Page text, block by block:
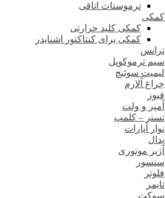
ترموستات اتاقی
کمکی
کمکی کلید حرارتی
کمکی برای کنتاکتور اشنایدر
ترانس
سیم ترموکوپل
لیمیت سوئیچ
چراغ آلارم
فیوز
آمپر و ولت
تستر – کلمپ
نوار آپارات
پدال
آژیر موتوری
سنسور
فلوتر
تایمر
سوکت